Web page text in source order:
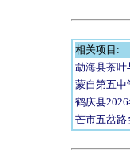
相关项目:
勐海县茶叶
蒙自第五中
鹤庆县
芒市五岔路